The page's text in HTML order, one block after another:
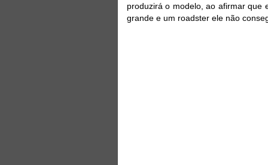
produzirá o modelo, ao afirmar que
grande e um roadster ele não